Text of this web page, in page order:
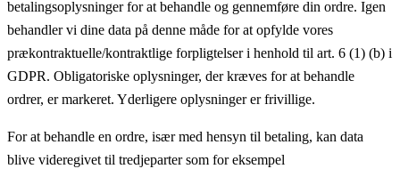
betalingsoplysninger for at behandle og gennemføre din ordre. Igen
behandler vi dine data på denne måde for at opfylde vores
prækontraktuelle/kontraktlige forpligtelser i henhold til art. 6 (1) (b) i
GDPR. Obligatoriske oplysninger, der kræves for at behandle
ordrer, er markeret. Yderligere oplysninger er frivillige.
For at behandle en ordre, især med hensyn til betaling, kan data
blive videregivet til tredjeparter som for eksempel